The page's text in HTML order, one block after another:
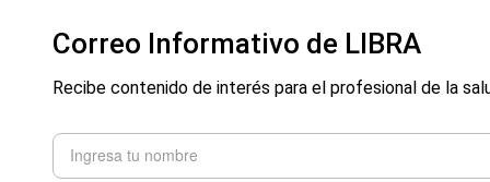
Correo Informativo de LIBRA
Recibe contenido de interés para el profesional de la